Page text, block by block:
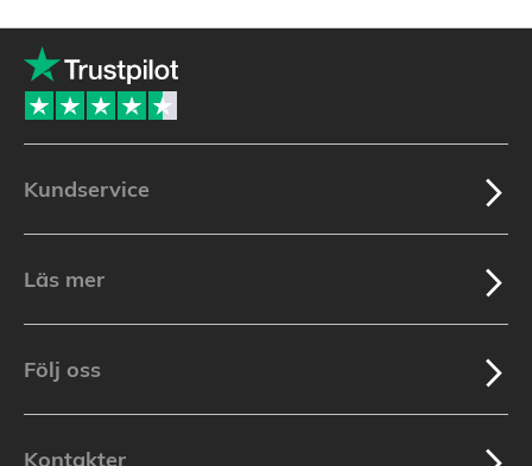
Kundservice
Läs mer
Följ oss
Kontakter